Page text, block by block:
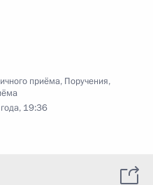
приёма, Поручения,
19:36